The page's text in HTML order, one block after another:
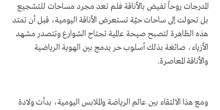
المدرجات روحاً تفيض بالأناقة فلم تعد مجرد مساحات للتشجيع
بل تحولت إلى ساحات حيّة تستعرض الأناقة اليومية، قبل أن تمتد
هذه الظاهرة لتصبح صيحة عالمية تجتاح الشوارع وتتصدر مشهد
الأزياء، صائغة بذلك أسلوب حر يدمج بين الهوية الرياضية
والأناقة المعاصرة.
ومع هذا الالتقاء بين عالم الرياضة والملابس اليومية، بدأت ولادة